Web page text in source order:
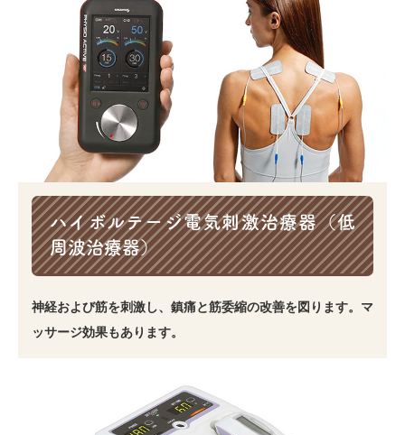
ハイボルテージ電気刺激治療器（低
周波治療器）
神経および筋を刺激し、鎮痛と筋委縮の改善を図ります。マ
ッサージ効果もあります。